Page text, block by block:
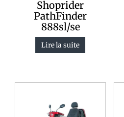
Shoprider
PathFinder
888sl/se
Lire la suite